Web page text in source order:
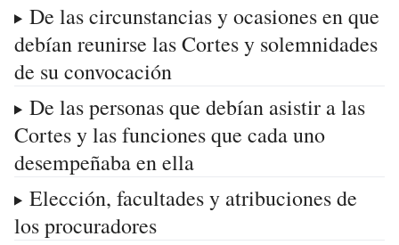
De las circunstancias y ocasiones en que
debían reunirse las Cortes y solemnidades
de su convocación
De las personas que debían asistir a las
Cortes y las funciones que cada uno
desempeñaba en ella
Elección, facultades y atribuciones de
los procuradores